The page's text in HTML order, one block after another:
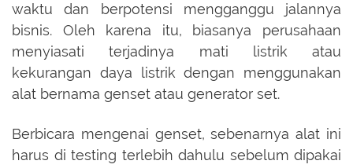
waktu dan berpotensi mengganggu jalannya
bisnis. Oleh karena itu, biasanya perusahaan
menyiasati terjadinya mati listrik atau
kekurangan daya listrik dengan menggunakan
alat bernama genset atau generator set.
Berbicara mengenai genset, sebenarnya alat ini
harus di testing terlebih dahulu sebelum dipakai